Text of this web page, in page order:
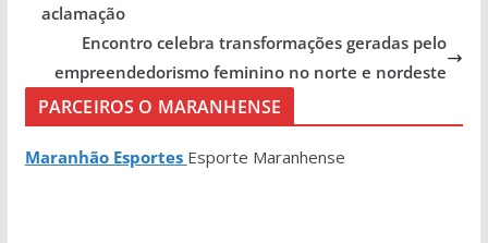
aclamação
Encontro celebra transformações geradas pelo
empreendedorismo feminino no norte e nordeste
PARCEIROS O MARANHENSE
Maranhão Esportes Esporte Maranhense